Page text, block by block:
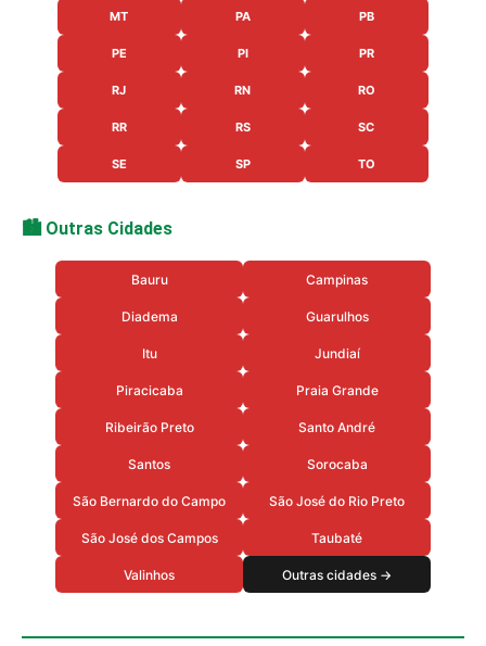
MT PA PB
PE PI PR
RJ RN RO
RR RS SC
SE SP TO
🏙️ Outras Cidades
Bauru Campinas
Diadema Guarulhos
Itu Jundiaí
Piracicaba Praia Grande
Ribeirão Preto Santo André
Santos Sorocaba
São Bernardo do Campo São José do Rio Preto
São José dos Campos Taubaté
Valinhos Outras cidades →